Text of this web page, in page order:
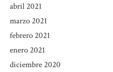
abril 2021
marzo 2021
febrero 2021
enero 2021
diciembre 2020